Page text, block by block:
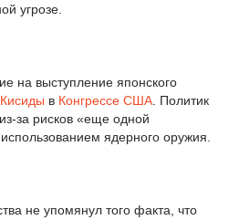
угрозе.
на выступление японского
в Конгрессе США. Политик
за рисков «еще одной
ядерного оружия.
не упомянул того факта, что